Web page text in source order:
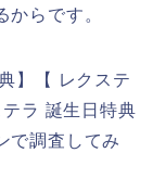
らです。
】【 レクステ
ラ 誕生日特典
で調査してみ